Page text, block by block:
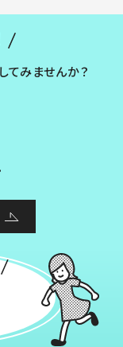
てみませんか？